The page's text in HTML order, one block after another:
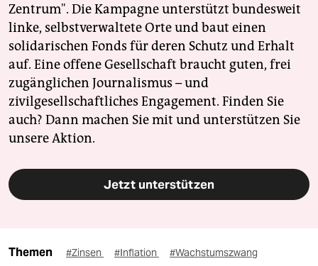
Zentrum". Die Kampagne unterstützt bundesweit
linke, selbstverwaltete Orte und baut einen
solidarischen Fonds für deren Schutz und Erhalt
auf. Eine offene Gesellschaft braucht guten, frei
zugänglichen Journalismus – und
zivilgesellschaftliches Engagement. Finden Sie
auch? Dann machen Sie mit und unterstützen Sie
unsere Aktion.
Jetzt unterstützen
Themen #Zinsen #Inflation #Wachstumszwang